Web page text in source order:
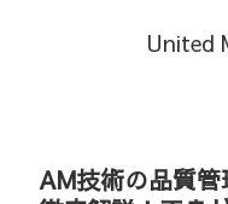
United
AM技術の品質